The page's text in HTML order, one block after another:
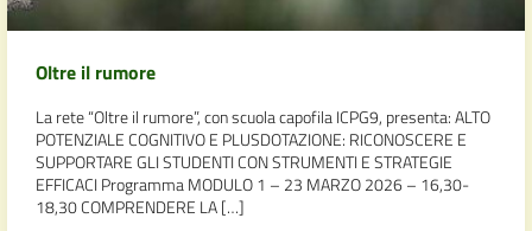
Oltre il rumore
La rete “Oltre il rumore”, con scuola capofila ICPG9, presenta: ALTO
POTENZIALE COGNITIVO E PLUSDOTAZIONE: RICONOSCERE E
SUPPORTARE GLI STUDENTI CON STRUMENTI E STRATEGIE
EFFICACI Programma MODULO 1 – 23 MARZO 2026 – 16,30-
18,30 COMPRENDERE LA […]